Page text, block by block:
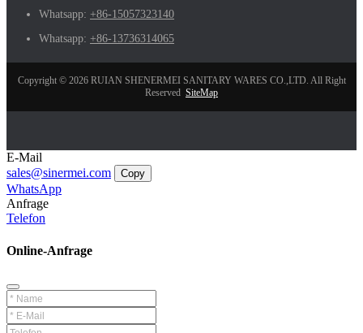
Whatsapp: +86-15057323140
Whatsapp: +86-13736314065
Copyright © 2026 RUIAN SHENERMEI SANITARY WARES CO.,LTD. All Right
Reserved SiteMap
E-Mail
sales@sinermei.com
Copy
WhatsApp
Anfrage
Telefon
Online-Anfrage